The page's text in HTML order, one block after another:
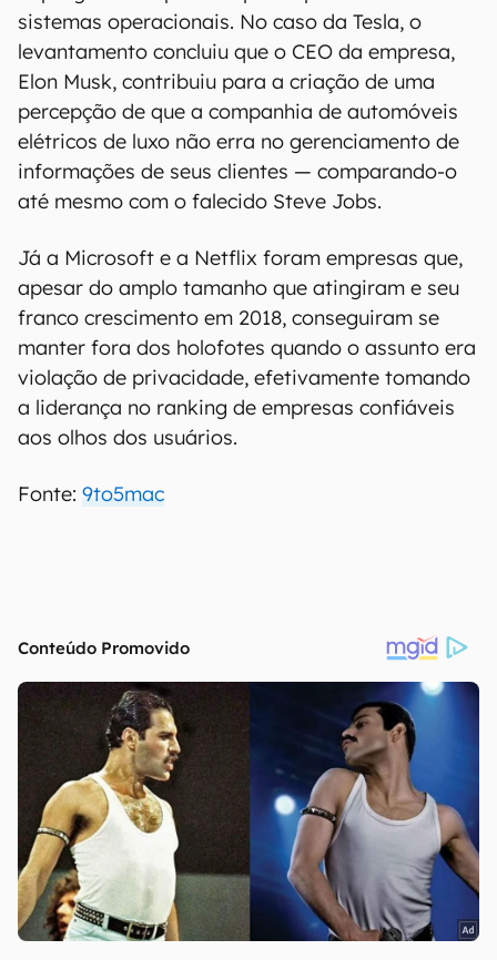
sistemas operacionais. No caso da Tesla, o
levantamento concluiu que o CEO da empresa,
Elon Musk, contribuiu para a criação de uma
percepção de que a companhia de automóveis
elétricos de luxo não erra no gerenciamento de
informações de seus clientes — comparando-o
até mesmo com o falecido Steve Jobs.
Já a Microsoft e a Netflix foram empresas que,
apesar do amplo tamanho que atingiram e seu
franco crescimento em 2018, conseguiram se
manter fora dos holofotes quando o assunto era
violação de privacidade, efetivamente tomando
a liderança no ranking de empresas confiáveis
aos olhos dos usuários.
Fonte: 9to5mac